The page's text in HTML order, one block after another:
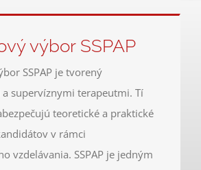
výbor SSPAP
SSPAP je tvorený
supervíznymi terapeutmi. Tí
teoretické a praktické
v rámci
vzdelávania. SSPAP je jedným